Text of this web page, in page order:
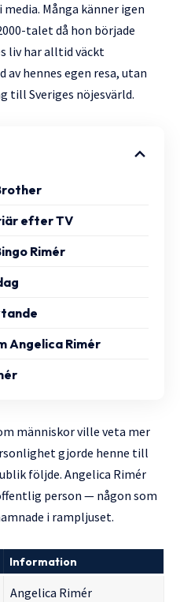
Många känner igen
talet då hon började
liv har alltid väckt
hennes egen resa, utan
till Sveriges nöjesvärld.
efter TV
Rimér
Angelica Rimér
människor ville veta mer
gjorde henne till
följde. Angelica Rimér
person — någon som
i rampljuset.
Information
Angelica Rimér